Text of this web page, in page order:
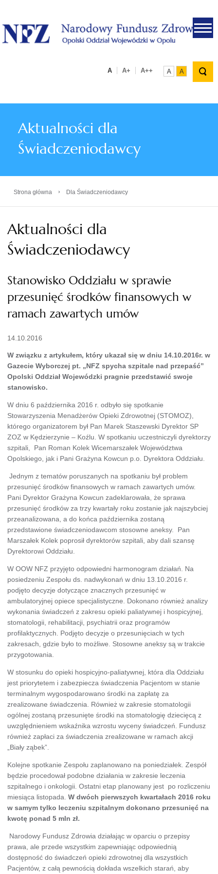
.
A A+ A++ A A
Aktualności dla
Świadczeniodawcy
Strona główna › Dla Świadczeniodawcy
Aktualności dla
Świadczeniodawcy
Stanowisko Oddziału w sprawie
przesunięć środków finansowych w
ramach zawartych umów
14.10.2016
W związku z artykułem, który ukazał się w dniu 14.10.2016r. w
Gazecie Wyborczej pt. „NFZ spycha szpitale nad przepaść”
Opolski Oddział Wojewódzki pragnie przedstawić swoje
stanowisko.
W dniu 6 października 2016 r. odbyło się spotkanie
Stowarzyszenia Menadżerów Opieki Zdrowotnej (STOMOZ),
którego organizatorem był Pan Marek Staszewski Dyrektor SP
ZOZ w Kędzierzynie – Koźlu. W spotkaniu uczestniczyli dyrektorzy
szpitali, Pan Roman Kolek Wicemarszałek Województwa
Opolskiego, jak i Pani Grażyna Kowcun p.o. Dyrektora Oddziału.
Jednym z tematów poruszanych na spotkaniu był problem
przesunięć środków finansowych w ramach zawartych umów.
Pani Dyrektor Grażyna Kowcun zadeklarowała, że sprawa
przesunięć środków za trzy kwartały roku zostanie jak najszybciej
przeanalizowana, a do końca października zostaną
przedstawione świadczeniodawcom stosowne aneksy. Pan
Marszałek Kolek poprosił dyrektorów szpitali, aby dali szansę
Dyrektorowi Oddziału.
W OOW NFZ przyjęto odpowiedni harmonogram działań. Na
posiedzeniu Zespołu ds. nadwykonań w dniu 13.10.2016 r.
podjęto decyzje dotyczące znacznych przesunięć w
ambulatoryjnej opiece specjalistyczne. Dokonano również analizy
wykonania świadczeń z zakresu opieki paliatywnej i hospicyjnej,
stomatologii, rehabilitacji, psychiatrii oraz programów
profilaktycznych. Podjęto decyzje o przesunięciach w tych
zakresach, gdzie było to możliwe. Stosowne aneksy są w trakcie
przygotowania.
W stosunku do opieki hospicyjno-paliatywnej, która dla Oddziału
jest priorytetem i zabezpiecza świadczenia Pacjentom w stanie
terminalnym wygospodarowano środki na zapłatę za
zrealizowane świadczenia. Również w zakresie stomatologii
ogólnej zostaną przesunięte środki na stomatologię dziecięcą z
uwzględnieniem wskaźnika wzrostu wyceny świadczeń. Fundusz
również zapłaci za świadczenia zrealizowane w ramach akcji
„Biały ząbek”.
Kolejne spotkanie Zespołu zaplanowano na poniedziałek. Zespół
będzie procedował podobne działania w zakresie leczenia
szpitalnego i onkologii. Ostatni etap planowany jest po rozliczeniu
miesiąca listopada. W dwóch pierwszych kwartałach 2016 roku
w samym tylko leczeniu szpitalnym dokonano przesunięć na
kwotę ponad 5 mln zł.
Narodowy Fundusz Zdrowia działając w oparciu o przepisy
prawa, ale przede wszystkim zapewniając odpowiednią
dostępność do świadczeń opieki zdrowotnej dla wszystkich
Pacjentów, z całą pewnością dokłada wszelkich starań, aby